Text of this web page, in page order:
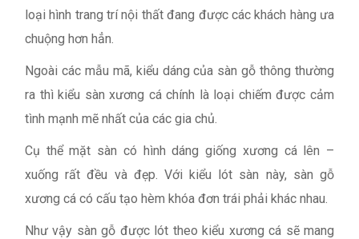
loại hình trang trí nội thất đang được các khách hàng ưa
chuộng hơn hẳn.
Ngoài các mẫu mã, kiểu dáng của sàn gỗ thông thường
ra thì kiểu sàn xương cá chính là loại chiếm được cảm
tình mạnh mẽ nhất của các gia chủ.
Cụ thể mặt sàn có hình dáng giống xương cá lên –
xuống rất đều và đẹp. Với kiểu lót sàn này, sàn gỗ
xương cá có cấu tạo hèm khóa đơn trái phải khác nhau.
Như vậy sàn gỗ được lót theo kiểu xương cá sẽ mang